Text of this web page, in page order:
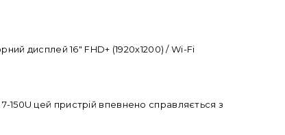
дисплей 16" FHD+ (1920х1200) / Wi-Fi
150U цей пристрій впевнено справляється з